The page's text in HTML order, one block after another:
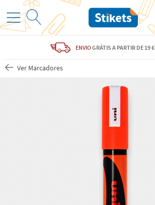
ENVIOGRÁTIS A PARTIR DE 19 €
Ver Marcadores